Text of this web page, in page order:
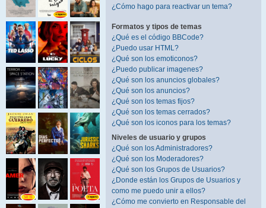
¿Cómo hago para reactivar un tema?
Formatos y tipos de temas
¿Qué es el código BBCode?
¿Puedo usar HTML?
¿Qué son los emoticonos?
¿Puedo publicar imagenes?
¿Qué son los anuncios globales?
¿Qué son los anuncios?
¿Qué son los temas fijos?
¿Qué son los temas cerrados?
¿Qué son los iconos para los temas?
Niveles de usuario y grupos
¿Qué son los Administradores?
¿Qué son los Moderadores?
¿Qué son los Grupos de Usuarios?
¿Donde están los Grupos de Usuarios y
como me puedo unir a ellos?
¿Cómo me convierto en Responsable del